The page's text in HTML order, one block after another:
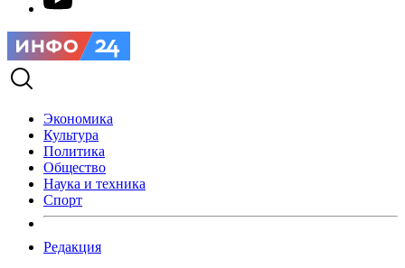
Экономика
Культура
Политика
Общество
Наука и техника
Спорт
Редакция